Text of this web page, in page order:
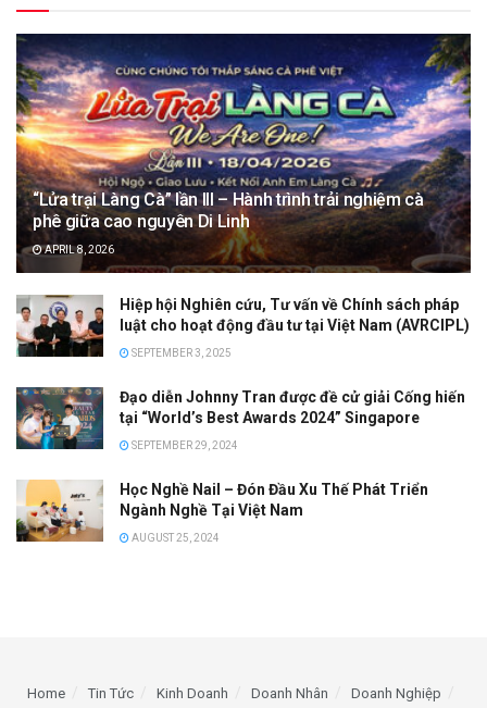
“Lửa trại Làng Cà” lần III – Hành trình trải nghiệm cà
phê giữa cao nguyên Di Linh
APRIL 8, 2026
Hiệp hội Nghiên cứu, Tư vấn về Chính sách pháp
luật cho hoạt động đầu tư tại Việt Nam (AVRCIPL)
SEPTEMBER 3, 2025
Đạo diễn Johnny Tran được đề cử giải Cống hiến
tại “World’s Best Awards 2024” Singapore
SEPTEMBER 29, 2024
Học Nghề Nail – Đón Đầu Xu Thế Phát Triển
Ngành Nghề Tại Việt Nam
AUGUST 25, 2024
Home Tin Tức Kinh Doanh Doanh Nhân Doanh Nghiệp